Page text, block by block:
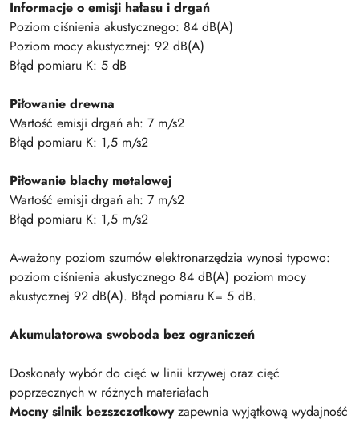
Informacje o emisji hałasu i drgań
Poziom ciśnienia akustycznego: 84 dB(A)
Poziom mocy akustycznej: 92 dB(A)
Błąd pomiaru K: 5 dB
Piłowanie drewna
Wartość emisji drgań ah: 7 m/s2
Błąd pomiaru K: 1,5 m/s2
Piłowanie blachy metalowej
Wartość emisji drgań ah: 7 m/s2
Błąd pomiaru K: 1,5 m/s2
A-ważony poziom szumów elektronarzędzia wynosi typowo:
poziom ciśnienia akustycznego 84 dB(A) poziom mocy
akustycznej 92 dB(A). Błąd pomiaru K= 5 dB.
Akumulatorowa swoboda bez ograniczeń
Doskonały wybór do cięć w linii krzywej oraz cięć
poprzecznych w różnych materiałach
Mocny silnik bezszczotkowyzapewnia wyjątkową wydajność